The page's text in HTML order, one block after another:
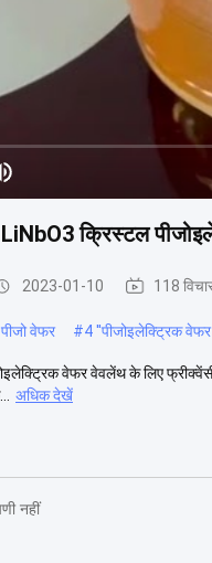
क्रिस्टल
2023-01-10 118
वेफर #4 ''पीजोइलेक्ट्रिक वेफर
वेफर वेवलेंथ के लिए
अधिक देखें
नहीं